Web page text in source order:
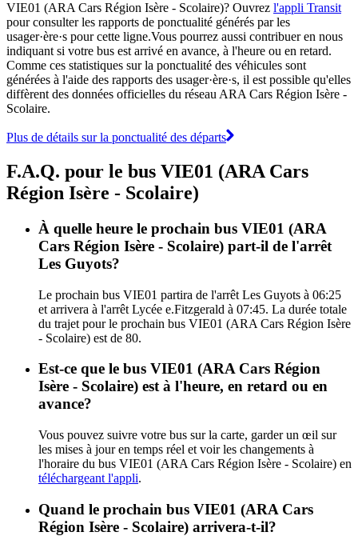
VIE01 (ARA Cars Région Isère - Scolaire)? Ouvrez l'appli Transit
pour consulter les rapports de ponctualité générés par les
usager·ère·s pour cette ligne.Vous pourrez aussi contribuer en nous
indiquant si votre bus est arrivé en avance, à l'heure ou en retard.
Comme ces statistiques sur la ponctualité des véhicules sont
générées à l'aide des rapports des usager·ère·s, il est possible qu'elles
diffèrent des données officielles du réseau ARA Cars Région Isère -
Scolaire.
Plus de détails sur la ponctualité des départs
F.A.Q. pour le bus VIE01 (ARA Cars
Région Isère - Scolaire)
À quelle heure le prochain bus VIE01 (ARA
Cars Région Isère - Scolaire) part-il de l'arrêt
Les Guyots?
Le prochain bus VIE01 partira de l'arrêt Les Guyots à 06:25
et arrivera à l'arrêt Lycée e.Fitzgerald à 07:45. La durée totale
du trajet pour le prochain bus VIE01 (ARA Cars Région Isère
- Scolaire) est de 80.
Est-ce que le bus VIE01 (ARA Cars Région
Isère - Scolaire) est à l'heure, en retard ou en
avance?
Vous pouvez suivre votre bus sur la carte, garder un œil sur
les mises à jour en temps réel et voir les changements à
l'horaire du bus VIE01 (ARA Cars Région Isère - Scolaire) en
téléchargeant l'appli.
Quand le prochain bus VIE01 (ARA Cars
Région Isère - Scolaire) arrivera-t-il?